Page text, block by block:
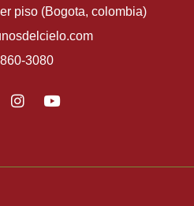
piso (Bogota, colombia)
3080